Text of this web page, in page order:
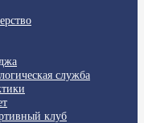
служба
клуб